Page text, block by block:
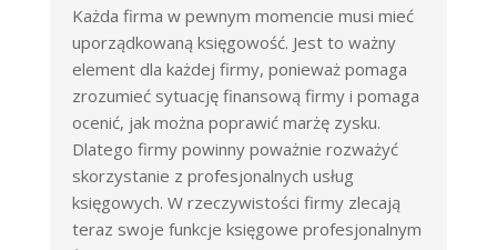
Każda firma w pewnym momencie musi mieć
uporządkowaną księgowość. Jest to ważny
element dla każdej firmy, ponieważ pomaga
zrozumieć sytuację finansową firmy i pomaga
ocenić, jak można poprawić marżę zysku.
Dlatego firmy powinny poważnie rozważyć
skorzystanie z profesjonalnych usług
księgowych. W rzeczywistości firmy zlecają
teraz swoje funkcje księgowe profesjonalnym